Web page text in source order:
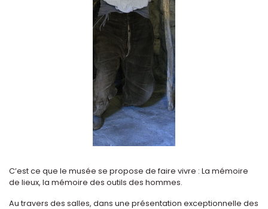
C’est ce que le musée se propose de faire vivre : La mémoire
de lieux, la mémoire des outils des hommes.
Au travers des salles, dans une présentation exceptionnelle des